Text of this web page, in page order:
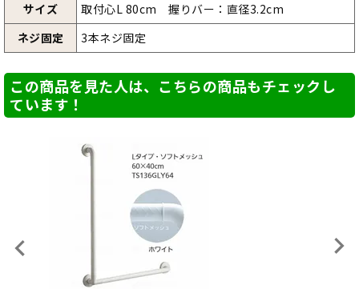
サイズ
取付心L 80cm 握りバー：直径3.2cm
ネジ固定
3本ネジ固定
この商品を見た人は、こちらの商品もチェックし
ています！